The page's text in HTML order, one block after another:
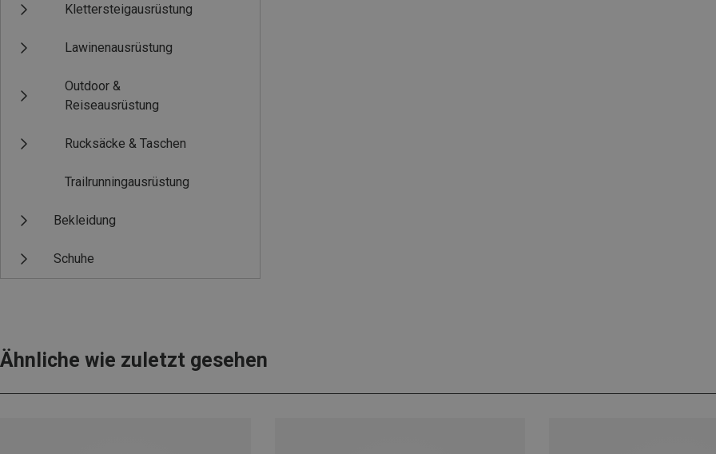
Klettersteigausrüstung
Lawinenausrüstung
Outdoor &
Reiseausrüstung
Rucksäcke & Taschen
Trailrunningausrüstung
Bekleidung
Schuhe
Ähnliche wie zuletzt gesehen